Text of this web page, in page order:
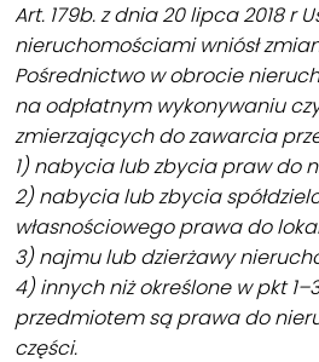
Art. 179b. z dnia 20 lipca 2018 r
nieruchomościami wniósł
Pośrednictwo w obrocie
na odpłatnym wykonywaniu
zmierzających do zawarcia
1) nabycia lub zbycia praw do
2) nabycia lub zbycia
własnościowego prawa do
3) najmu lub dzierżawy
4) innych niż określone w pkt
przedmiotem są prawa do
części.